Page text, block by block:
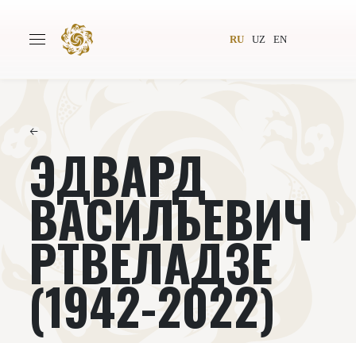
RU UZ EN
Авторы
Издательство
Проекты Подкасты
Книги Видеолекторий
←
ЭДВАРД
ВАСИЛЬЕВИЧ
РТВЕЛАДЗЕ
(1942-2022)